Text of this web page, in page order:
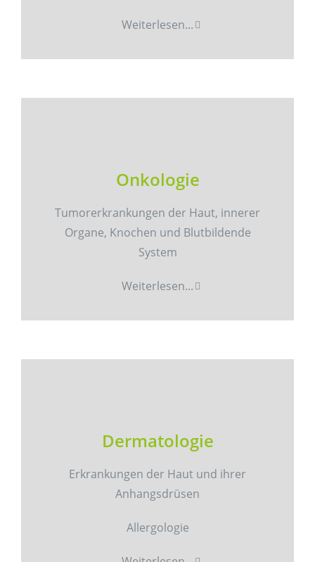
Weiterlesen...
Onkologie
Tumorerkrankungen der Haut, innerer
Organe, Knochen und Blutbildende
System
Weiterlesen...
Dermatologie
Erkrankungen der Haut und ihrer
Anhangsdrüsen
Allergologie